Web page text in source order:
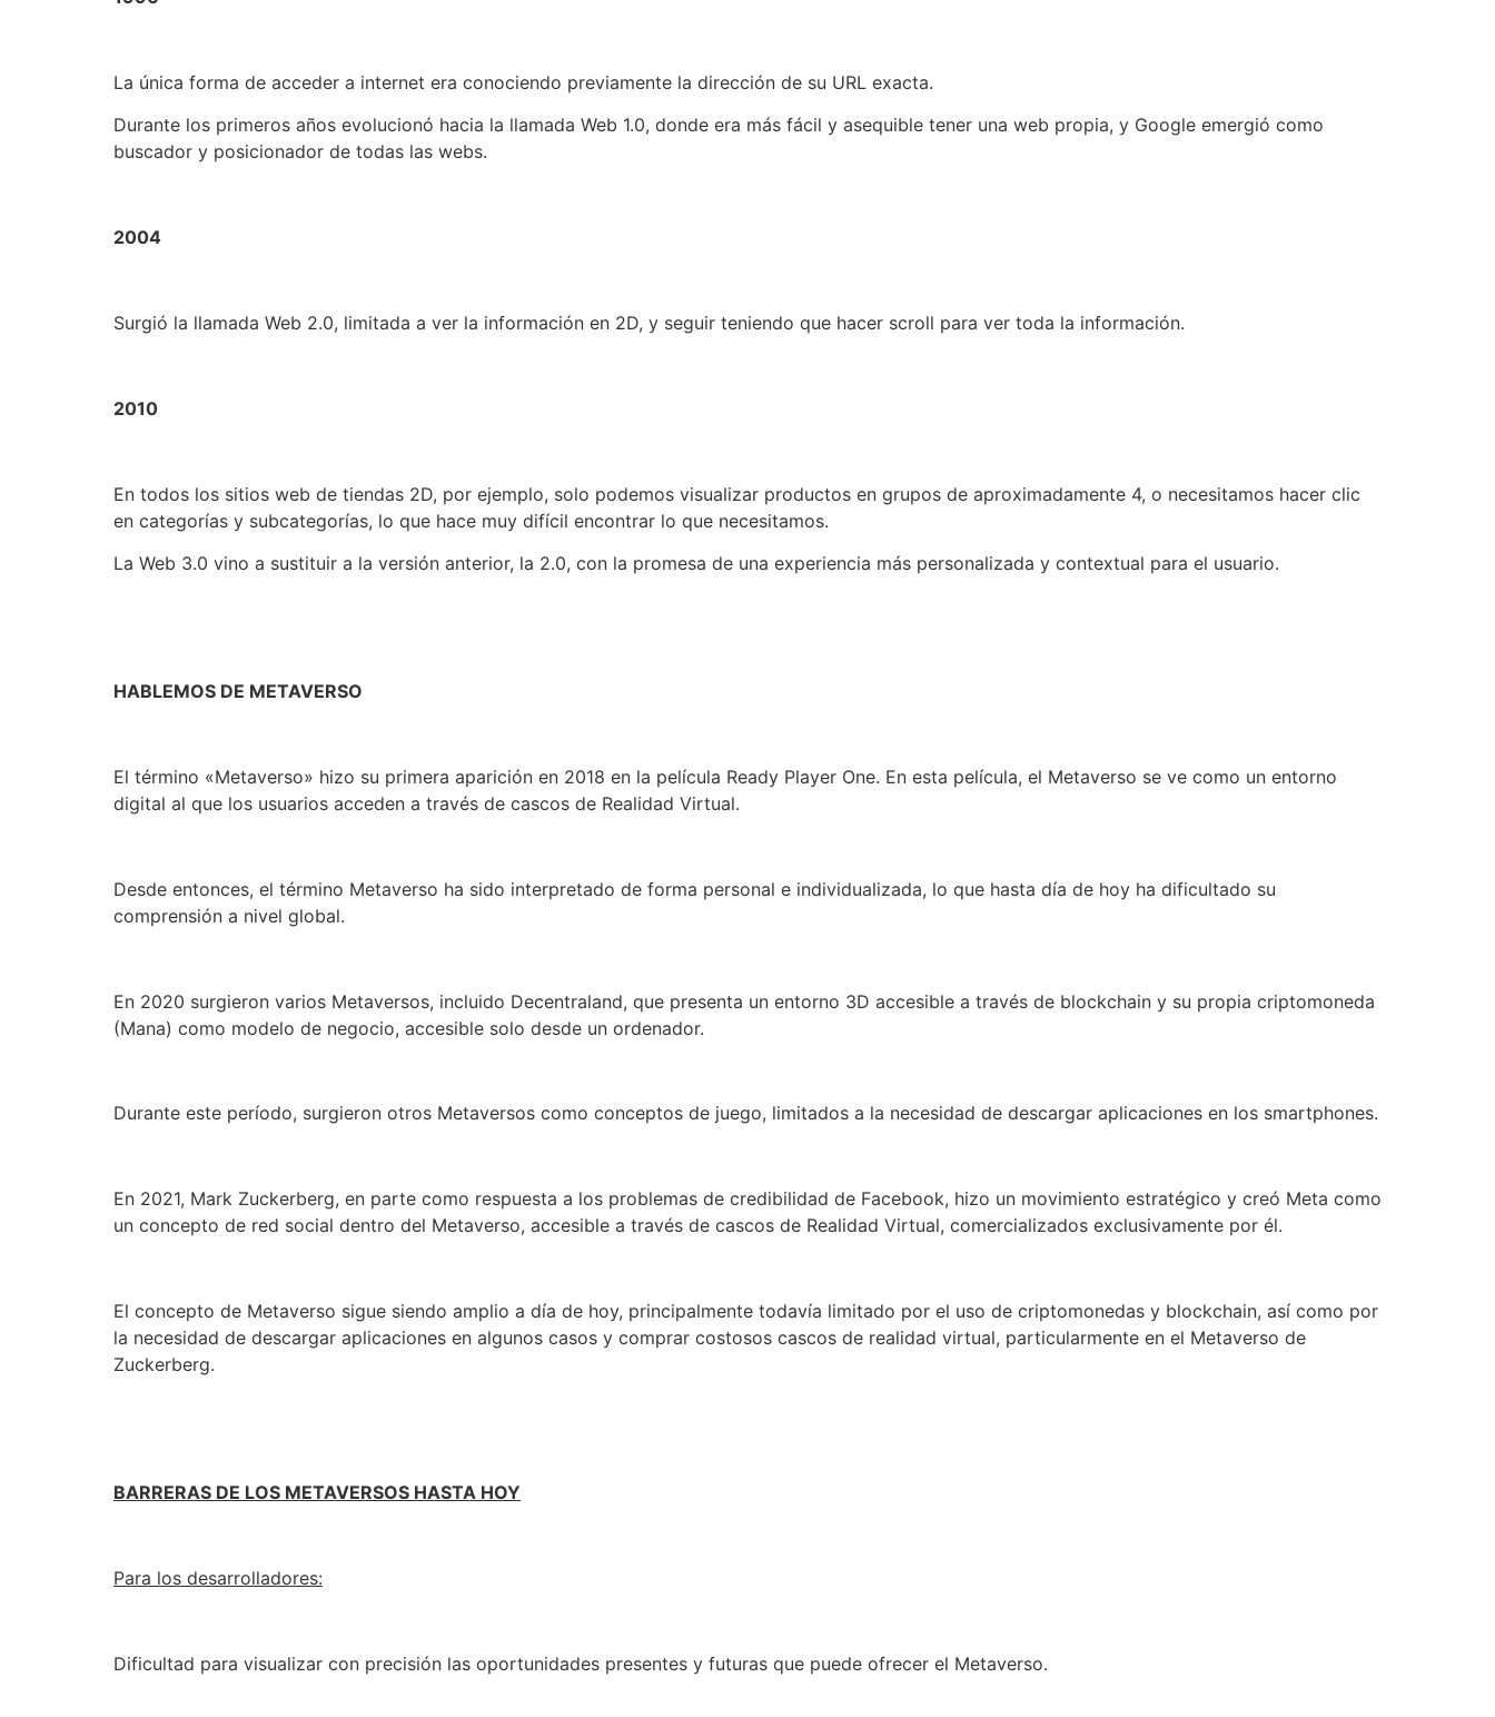
La única forma de acceder a internet era conociendo previamente la dirección de su URL exacta.
Durante los primeros años evolucionó hacia la llamada Web 1.0, donde era más fácil y asequible tener una web propia, y Google emergió como
buscador y posicionador de todas las webs.
2004
Surgió la llamada Web 2.0, limitada a ver la información en 2D, y seguir teniendo que hacer scroll para ver toda la información.
2010
En todos los sitios web de tiendas 2D, por ejemplo, solo podemos visualizar productos en grupos de aproximadamente 4, o necesitamos hacer clic
en categorías y subcategorías, lo que hace muy difícil encontrar lo que necesitamos.
La Web 3.0 vino a sustituir a la versión anterior, la 2.0, con la promesa de una experiencia más personalizada y contextual para el usuario.
HABLEMOS DE METAVERSO
El término «Metaverso» hizo su primera aparición en 2018 en la película Ready Player One. En esta película, el Metaverso se ve como un entorno
digital al que los usuarios acceden a través de cascos de Realidad Virtual.
Desde entonces, el término Metaverso ha sido interpretado de forma personal e individualizada, lo que hasta día de hoy ha dificultado su
comprensión a nivel global.
En 2020 surgieron varios Metaversos, incluido Decentraland, que presenta un entorno 3D accesible a través de blockchain y su propia criptomoneda
(Mana) como modelo de negocio, accesible solo desde un ordenador.
Durante este período, surgieron otros Metaversos como conceptos de juego, limitados a la necesidad de descargar aplicaciones en los smartphones.
En 2021, Mark Zuckerberg, en parte como respuesta a los problemas de credibilidad de Facebook, hizo un movimiento estratégico y creó Meta como
un concepto de red social dentro del Metaverso, accesible a través de cascos de Realidad Virtual, comercializados exclusivamente por él.
El concepto de Metaverso sigue siendo amplio a día de hoy, principalmente todavía limitado por el uso de criptomonedas y blockchain, así como por
la necesidad de descargar aplicaciones en algunos casos y comprar costosos cascos de realidad virtual, particularmente en el Metaverso de
Zuckerberg.
BARRERAS DE LOS METAVERSOS HASTA HOY
Para los desarrolladores:
Dificultad para visualizar con precisión las oportunidades presentes y futuras que puede ofrecer el Metaverso.